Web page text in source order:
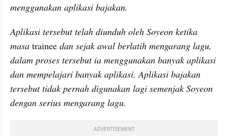
menggunakan aplikasi bajakan.
Aplikasi tersebut telah diunduh oleh Soyeon ketika
masa trainee dan sejak awal berlatih mengarang lagu,
dalam proses tersebut ia menggunakan banyak aplikasi
dan mempelajari banyak aplikasi. Aplikasi bajakan
tersebut tidak pernah digunakan lagi semenjak Soyeon
dengan serius mengarang lagu.
ADVERTISEMENT